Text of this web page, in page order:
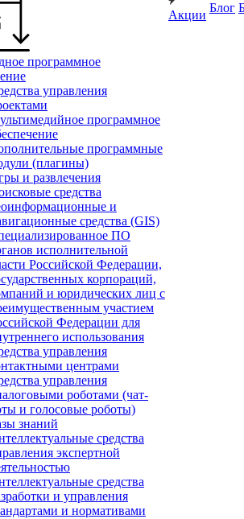
программное
управления
программное
программные
(плагины)
и развлечения
средства
и
средства (GIS)
ПО
исполнительной
Российской Федерации,
корпораций,
и юридических лиц с
участием
Федерации для
использования
управления
центрами
управления
роботами (чат-
и голосовые роботы)
знаний
средства
экспертной
средства
и управления
и нормативами
Акции
Блог